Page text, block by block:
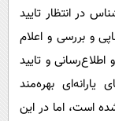
در انتظار تایید
و بررسی و اعلام
و تایید
بهره‌مند
است، اما در این